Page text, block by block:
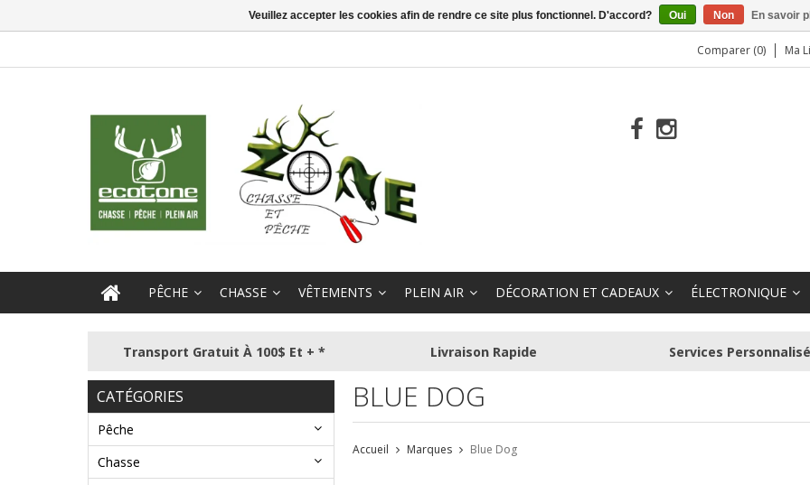
Comparer (0) Ma
PÊCHE CHASSE VÊTEMENTS PLEIN AIR DÉCORATION ET CADEAUX ÉLECTRONIQUE
Transport Gratuit À 100$ Et + * Livraison Rapide Services
CATÉGORIES
Pêche
Chasse
BLUE DOG
Accueil Marques Blue Dog
Veuillez accepter les cookies afin de rendre ce site plus fonctionnel. D'accord? Oui Non En savoir